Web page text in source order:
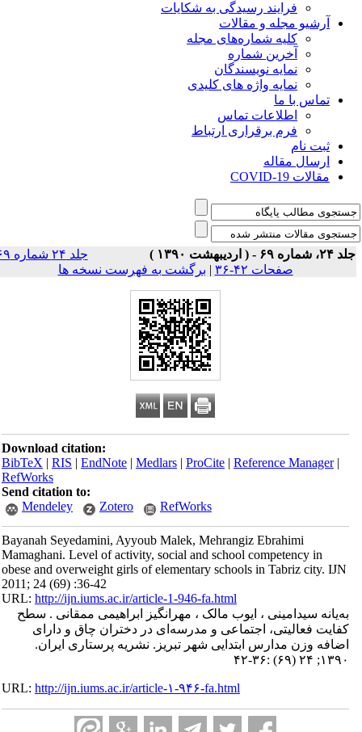
فرایند رسیدگی به شکایات
آرشیو مجله و مقالات
کلیه شماره‌های مجله
آخرین شماره
نمایه نویسندگان
نمایه واژه های کلیدی
تماس با ما
اطلاعات تماس
فرم برقراری ارتباط
ثبت نام
ارسال مقاله
مقالات COVID-19
شماره ۶۹ - ( اردیبهشت ۱۳۹۰ )
جلد ۲۴ شماره ۶۹
صفحات ۴۲-۳۶
|برگشت به فهرست نسخه ها
Download citation:
BibTeX|RIS|EndNote|Medlars|ProCite|Reference Manager
RefWorks
Send citation to:
Mendeley
Zotero RefWorks
Bayanah Seyedamini, Ayyoub Malek, Mehrangiz Ebrahimi
Mamaghani. Level of activity, social and school competency in
obese and overweight girls of elementary schools in Tabriz city. IJN
2011; 24 (69) :36-42
URL:http://ijn.iums.ac.ir/article-1-946-fa.html
به‌یانه سیدامینی ، ایوب مالک ، مهرانگیز ابراهیمی ممقانی . سطح
کفایت فعالیتی، اجتماعی و مدرسه‌ای در دختران چاق و دارای
اضافه وزن مدارس ابتدایی شهر تبریز. نشریه پرستاری ایران.
۱۳۹۰; ۲۴ (۶۹) :۳۶-۴۲
URL:http://ijn.iums.ac.ir/article-۱-۹۴۶-fa.html